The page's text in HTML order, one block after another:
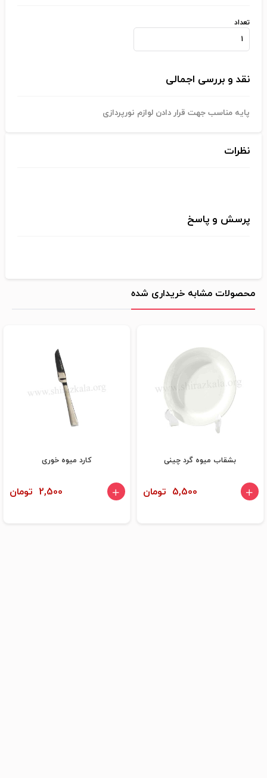
تعداد
نقد و بررسی اجمالی
پایه مناسب جهت قرار دادن لوازم نورپردازی
نظرات
پرسش و پاسخ
محصولات مشابه خریداری شده
بشقاب میوه گرد چینی
5,500 تومان
کارد میوه خوری
2,500 تومان